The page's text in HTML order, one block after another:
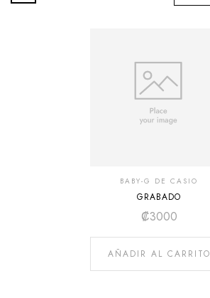
BABY-G DE CASIO
GRABADO
₡3000
AÑADIR AL CARRITO